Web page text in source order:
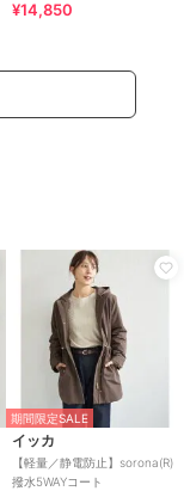
¥14,850
期間限定SALE
イッカ
【軽量／静電防止】sorona(R)
撥水5WAYコート